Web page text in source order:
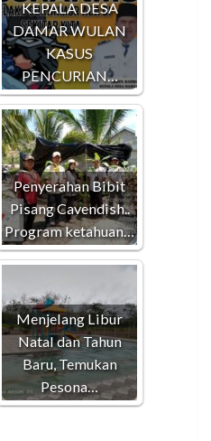
KEPALA DESA
DAMAR WULAN
KASUS
PENCURIAN…
Penyerahan Bibit
Pisang Cavendish..
Program ketahuan…
Menjelang Libur
Natal dan Tahun
Baru, Temukan
Pesona…